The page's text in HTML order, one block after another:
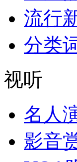
流行
分类
视听
名人
影音